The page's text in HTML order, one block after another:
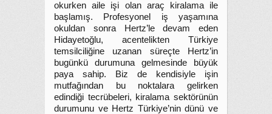
okurken aile işi olan araç kiralama ile
başlamış. Profesyonel iş yaşamına
okuldan sonra Hertz’le devam eden
Hidayetoğlu, acentelikten Türkiye
temsilciliğine uzanan süreçte Hertz’in
bugünkü durumuna gelmesinde büyük
paya sahip. Biz de kendisiyle işin
mutfağından bu noktalara gelirken
edindiği tecrübeleri, kiralama sektörünün
durumunu ve Hertz Türkiye’nin dünü ve